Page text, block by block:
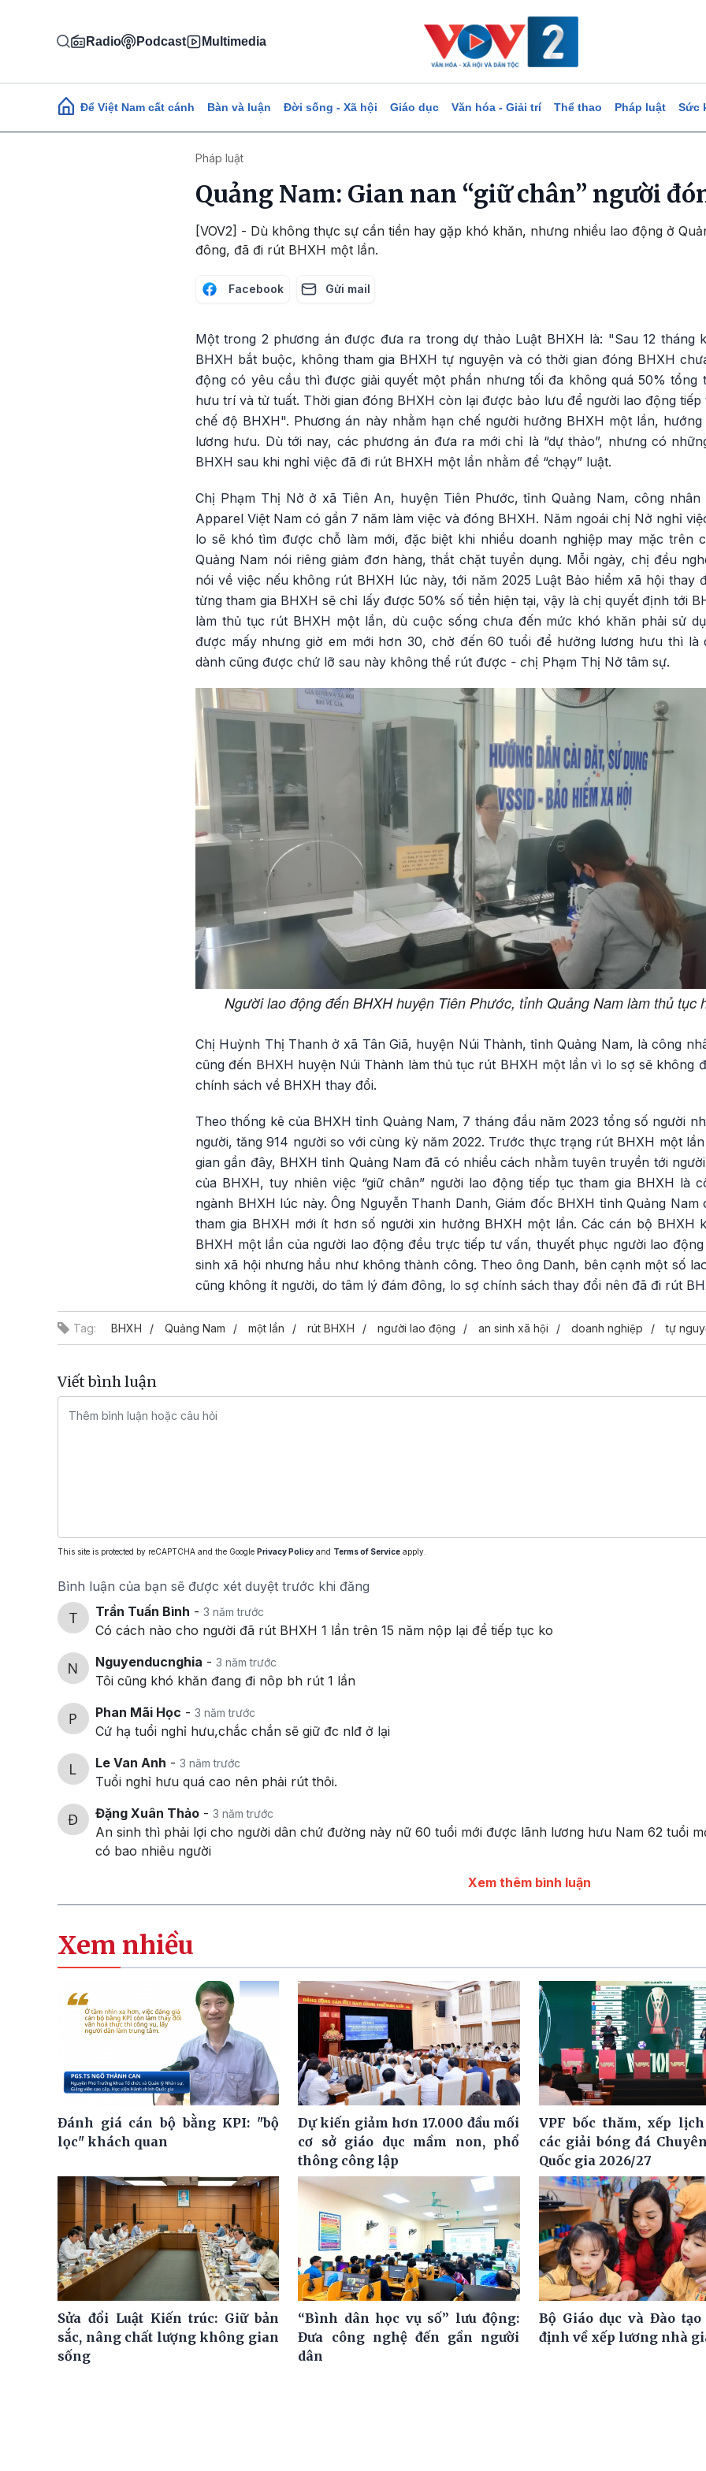
Radio Podcast Multimedia
Main navigation
Để Việt Nam cất cánh Bàn và luận Đời sống - Xã hội Giáo dục Văn hóa - Giải trí Thể thao Pháp luật Sức
Pháp luật
Quảng Nam: Gian nan “giữ chân” người
[VOV2] - Dù không thực sự cần tiền hay gặp khó khăn, nhưng nhiều lao động ở
đông, đã đi rút BHXH một lần.
Facebook Gửi mail
Một trong 2 phương án được đưa ra trong dự thảo Luật BHXH là: "Sau 12 tháng
BHXH bắt buộc, không tham gia BHXH tự nguyện và có thời gian đóng BHXH
động có yêu cầu thì được giải quyết một phần nhưng tối đa không quá 50% tổng
hưu trí và tử tuất. Thời gian đóng BHXH còn lại được bảo lưu để người lao động tiếp
chế độ BHXH". Phương án này nhằm hạn chế người hưởng BHXH một lần,
lương hưu. Dù tới nay, các phương án đưa ra mới chỉ là “dự thảo”, nhưng có
BHXH sau khi nghỉ việc đã đi rút BHXH một lần nhằm để “chạy” luật.
Chị Phạm Thị Nở ở xã Tiên An, huyện Tiên Phước, tỉnh Quảng Nam, công
Apparel Việt Nam có gần 7 năm làm việc và đóng BHXH. Năm ngoái chị Nở nghỉ
lo sẽ khó tìm được chỗ làm mới, đặc biệt khi nhiều doanh nghiệp may mặc trên
Quảng Nam nói riêng giảm đơn hàng, thắt chặt tuyển dụng. Mỗi ngày, chị đều
nói về việc nếu không rút BHXH lúc này, tới năm 2025 Luật Bảo hiểm xã hội thay
từng tham gia BHXH sẽ chỉ lấy được 50% số tiền hiện tại, vậy là chị quyết định tới
làm thủ tục rút BHXH một lần, dù cuộc sống chưa đến mức khó khăn phải sử
được mấy nhưng giờ em mới hơn 30, chờ đến 60 tuổi để hưởng lương hưu thì là
dành cũng được chứ lỡ sau này không thể rút được - chị Phạm Thị Nở tâm sự.
Người lao động đến BHXH huyện Tiên Phước, tỉnh Quảng Nam làm thủ tục
Chị Huỳnh Thị Thanh ở xã Tân Giã, huyện Núi Thành, tỉnh Quảng Nam, là công
cũng đến BHXH huyện Núi Thành làm thủ tục rút BHXH một lần vì lo sợ sẽ không
chính sách về BHXH thay đổi.
Theo thống kê của BHXH tỉnh Quảng Nam, 7 tháng đầu năm 2023 tổng số người
người, tăng 914 người so với cùng kỳ năm 2022. Trước thực trạng rút BHXH một
gian gần đây, BHXH tỉnh Quảng Nam đã có nhiều cách nhằm tuyên truyền tới
của BHXH, tuy nhiên việc “giữ chân” người lao động tiếp tục tham gia BHXH là
ngành BHXH lúc này. Ông Nguyễn Thanh Danh, Giám đốc BHXH tỉnh Quảng Nam
tham gia BHXH mới ít hơn số người xin hưởng BHXH một lần. Các cán bộ BHXH
BHXH một lần của người lao động đều trực tiếp tư vấn, thuyết phục người lao
sinh xã hội nhưng hầu như không thành công. Theo ông Danh, bên cạnh một số
cũng không ít người, do tâm lý đám đông, lo sợ chính sách thay đổi nên đã đi rút
Tag: BHXH Quảng Nam một lần rút BHXH người lao động an sinh xã hội doanh nghiệp tự
Viết bình luận
This site is protected by reCAPTCHA and the Google Privacy Policy and Terms of Service apply.
Bình luận của bạn sẽ được xét duyệt trước khi đăng
Trần Tuấn Bình - 3 năm trước
Có cách nào cho người đã rút BHXH 1 lần trên 15 năm nộp lại để tiếp tục ko
Nguyenducnghia - 3 năm trước
Tôi cũng khó khăn đang đi nôp bh rút 1 lần
Phan Mãi Học - 3 năm trước
Cứ hạ tuổi nghỉ hưu,chắc chắn sẽ giữ đc nlđ ở lại
Le Van Anh - 3 năm trước
Tuổi nghỉ hưu quá cao nên phải rút thôi.
Đặng Xuân Thảo - 3 năm trước
An sinh thì phải lợi cho người dân chứ đường này nữ 60 tuổi mới được lãnh lương hưu Nam 62 tuổi
có bao nhiêu người
Xem thêm bình luận
Xem nhiều
Đánh giá cán bộ bằng KPI: "bộ
lọc" khách quan
Dự kiến giảm hơn 17.000 đầu mối
cơ sở giáo dục mầm non, phổ
thông công lập
VPF bốc thăm, xếp
các giải bóng đá
Quốc gia 2026/27
Sửa đổi Luật Kiến trúc: Giữ bản
sắc, nâng chất lượng không gian
sống
“Bình dân học vụ số” lưu động:
Đưa công nghệ đến gần người
dân
Bộ Giáo dục và Đào tạo
định về xếp lương nhà